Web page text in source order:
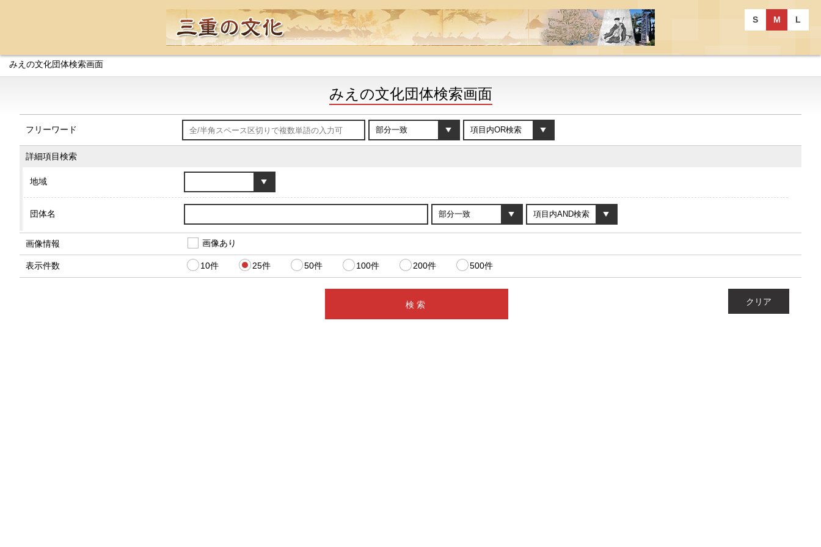
S M L
みえの文化団体検索画面
みえの文化団体検索画面
フリーワード
詳細項目検索
地域
団体名
画像情報 画像あり
表示件数 10件 25件 50件 100件 200件 500件